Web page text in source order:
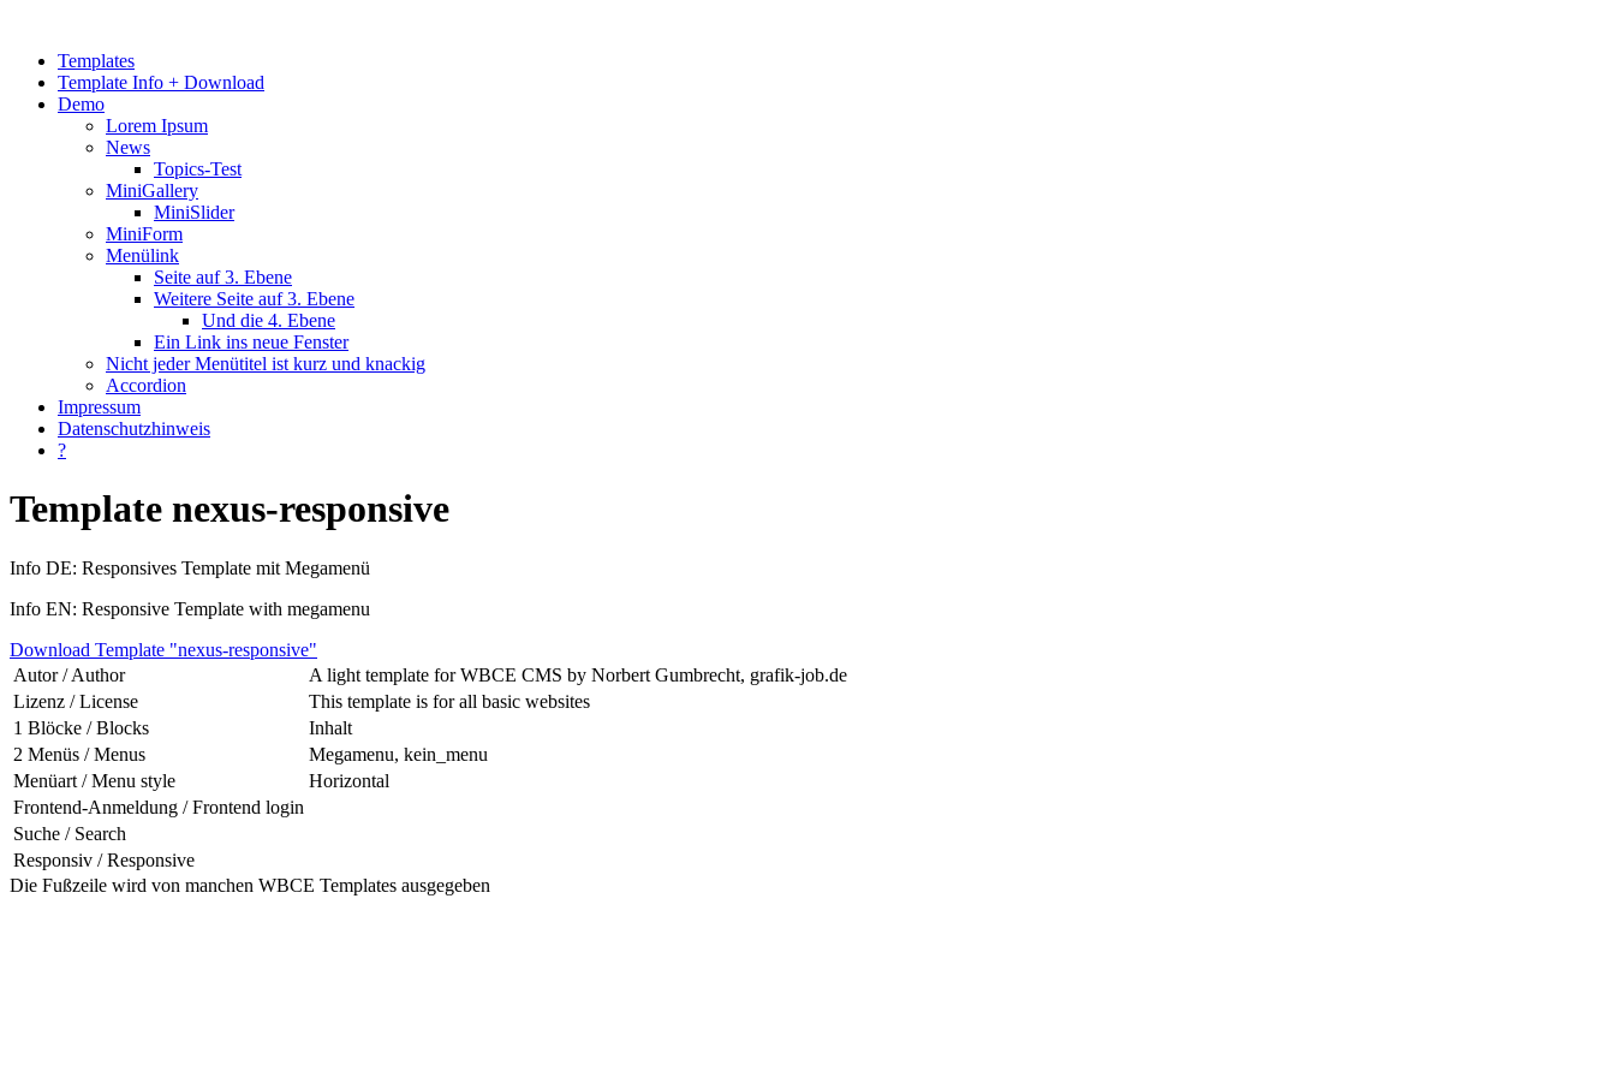
Templates
Template Info + Download
Demo
Lorem Ipsum
News
Topics-Test
MiniGallery
MiniSlider
MiniForm
Menülink
Seite auf 3. Ebene
Weitere Seite auf 3. Ebene
Und die 4. Ebene
Ein Link ins neue Fenster
Nicht jeder Menütitel ist kurz und knackig
Accordion
Impressum
Datenschutzhinweis
?
Template nexus-responsive
Info DE: Responsives Template mit Megamenü
Info EN: Responsive Template with megamenu
Download Template "nexus-responsive"
Autor / Author
A light template for WBCE CMS by Norbert Gumbrecht, grafik-job.de
Lizenz / License
This template is for all basic websites
1 Blöcke / Blocks
Inhalt
2 Menüs / Menus
Megamenu, kein_menu
Menüart / Menu style
Horizontal
Frontend-Anmeldung / Frontend login
Suche / Search
Responsiv / Responsive
Die Fußzeile wird von manchen WBCE Templates ausgegeben